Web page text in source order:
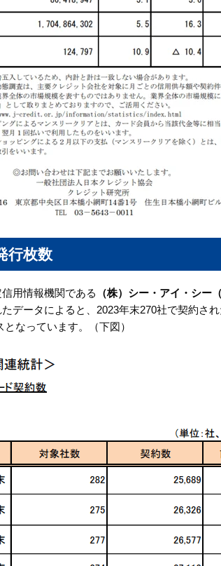
行枚数
用情報機関である （株）シー・アイ・シー
データによると、2023年末270社で契約さ
なっています。（下図）